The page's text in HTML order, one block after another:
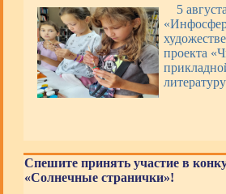
5
проекта
Спешите принять участие в
«Солнечные странички»!